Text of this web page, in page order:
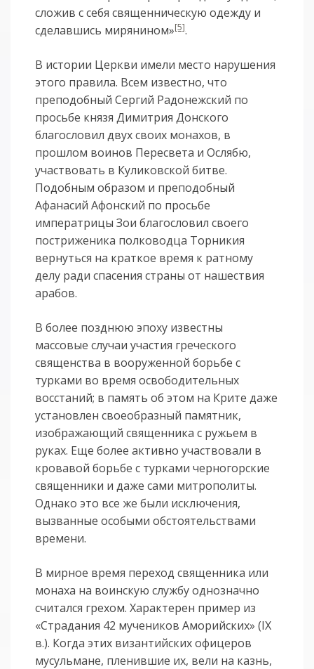
сложив с себя священническую одежду и
сделавшись мирянином»[5].
В истории Церкви имели место нарушения
этого правила. Всем известно, что
преподобный Сергий Радонежский по
просьбе князя Димитрия Донского
благословил двух своих монахов, в
прошлом воинов Пересвета и Ослябю,
участвовать в Куликовской битве.
Подобным образом и преподобный
Афанасий Афонский по просьбе
императрицы Зои благословил своего
постриженика полководца Торникия
вернуться на краткое время к ратному
делу ради спасения страны от нашествия
арабов.
В более позднюю эпоху известны
массовые случаи участия греческого
священства в вооруженной борьбе с
турками во время освободительных
восстаний; в память об этом на Крите даже
установлен своеобразный памятник,
изображающий священника с ружьем в
руках. Еще более активно участвовали в
кровавой борьбе с турками черногорские
священники и даже сами митрополиты.
Однако это все же были исключения,
вызванные особыми обстоятельствами
времени.
В мирное время переход священника или
монаха на воинскую службу однозначно
считался грехом. Характерен пример из
«Страдания 42 мучеников Аморийских» (IX
в.). Когда этих византийских офицеров
мусульмане, пленившие их, вели на казнь,